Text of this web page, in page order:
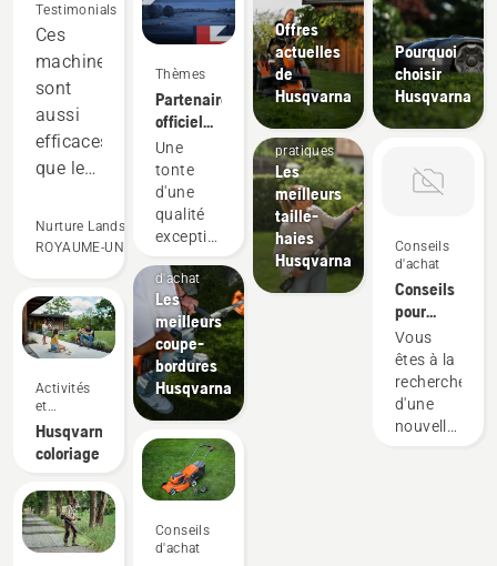
Testimonials
Ces
machines
sont
aussi
efficaces
que les
à deux
temps
plus
performantes
dans
bien
des
domaines.
Elles
nous
permettent
de
Nurture Landscapes
ROYAUME-UNI
Activités
et
événements
Husqvarna
coloriage
Thèmes
Partenaire
officiel
du
DP World Tour
en
matière
de tonte
Une
tonte
d'une
qualité
exceptionnelle.
tournois
et dans
votre
jardin.
d'achat
Les
meilleurs
coupe-
bordures
Husqvarna
Conseils
d'achat
Offres
actuelles
de
Husqvarna
Guides
pratiques
Les
meilleurs
taille-
haies
Husqvarna
Pourquoi
choisir
Husqvarna
Conseils
d'achat
Conseils
pour
l'achat
d'une
fraise à
neige
Vous
êtes à la
recherche
d'une
nouvelle